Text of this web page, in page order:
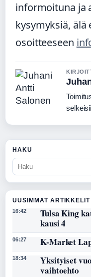
informoituna ja
kysymyksiä,
osoitteeseen
HAKU
UUSIMMAT ARTIKKELIT
16:42
Tulsa King
kausi 4
06:27 K-Market
18:34
Yksityiset
vaihtoehto